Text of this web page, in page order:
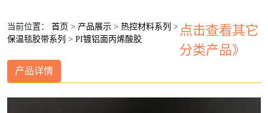
当前位置： 首页 > 产品展示 > 热控材料系列 >
保温毯胶带系列 > PI镀铝面丙烯酸胶
点击查看其它
分类产品》
产品详情